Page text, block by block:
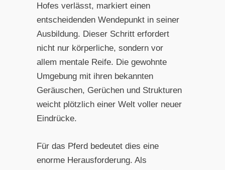
Hofes verlässt, markiert einen
entscheidenden Wendepunkt in seiner
Ausbildung. Dieser Schritt erfordert
nicht nur körperliche, sondern vor
allem mentale Reife. Die gewohnte
Umgebung mit ihren bekannten
Geräuschen, Gerüchen und Strukturen
weicht plötzlich einer Welt voller neuer
Eindrücke.
Für das Pferd bedeutet dies eine
enorme Herausforderung. Als